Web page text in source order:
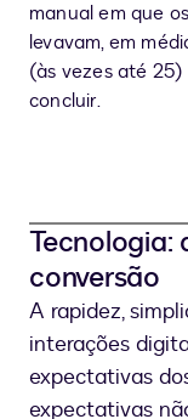
manual em que
levavam, em
(às vezes até 25)
concluir.
Tecnologia:
conversão
A rapidez,
interações
expectativas
expectativas